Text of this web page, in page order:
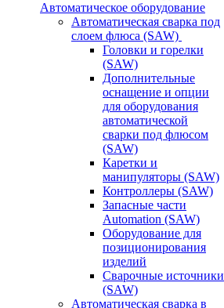
Автоматическое оборудование
Автоматическая сварка под
слоем флюса (SAW)
Головки и горелки
(SAW)
Дополнительные
оснащение и опции
для оборудования
автоматической
сварки под флюсом
(SAW)
Каретки и
манипуляторы (SAW)
Контроллеры (SAW)
Запасные части
Automation (SAW)
Оборудование для
позиционирования
изделий
Сварочные источники
(SAW)
Автоматическая сварка в